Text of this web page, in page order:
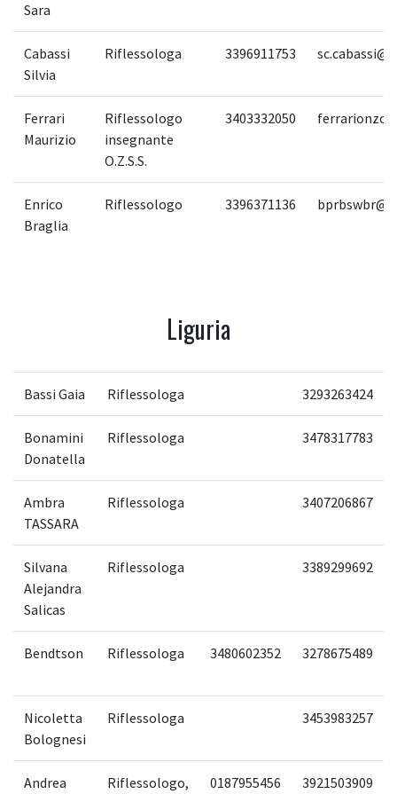
Sara
Cabassi
Silvia
Riflessologa 3396911753
Ferrari
Maurizio
Riflessologo
insegnante
O.Z.S.S.
3403332050
Enrico
Braglia
Riflessologo 3396371136
Liguria
Bassi Gaia Riflessologa 3293263424
Bonamini
Donatella
Riflessologa 3478317783
Ambra
TASSARA
Riflessologa 3407206867
Silvana
Alejandra
Salicas
Riflessologa 3389299692
Bendtson Riflessologa 3480602352 3278675489
Nicoletta
Bolognesi
Riflessologa 3453983257
Andrea
Riflessologo,
0187955456 3921503909